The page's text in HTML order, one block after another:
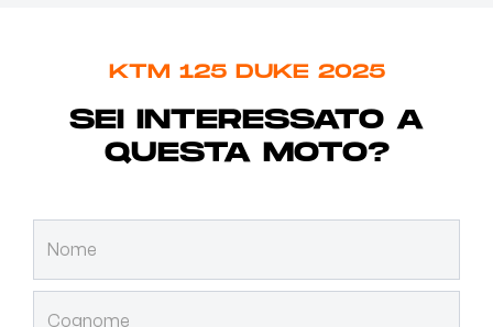
KTM 125 DUKE 2025
SEI INTERESSATO A
QUESTA MOTO?